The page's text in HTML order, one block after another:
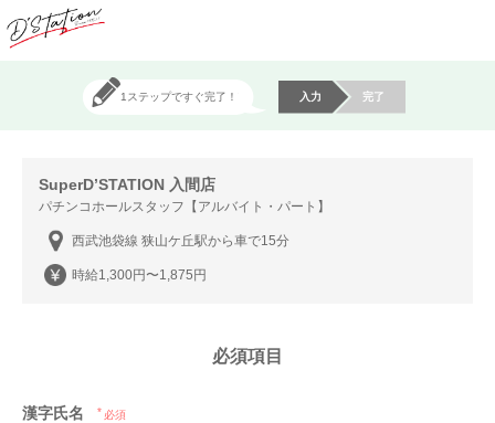
1ステップですぐ完了！ 入力 完了
SuperD’STATION 入間店
パチンコホールスタッフ【アルバイト・パート】
西武池袋線 狭山ケ丘駅から車で15分
時給1,300円〜1,875円
必須項目
漢字氏名 必須